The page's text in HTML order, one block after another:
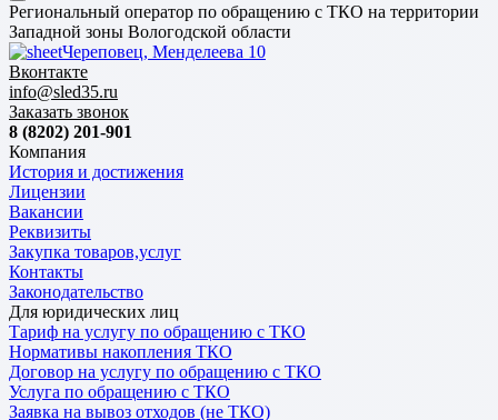
Региональный оператор по обращению с ТКО на территории
Западной зоны Вологодской области
Череповец, Менделеева 10
Вконтакте
info@sled35.ru
Заказать звонок
8 (8202) 201-901
Компания
История и достижения
Лицензии
Вакансии
Реквизиты
Закупка товаров,услуг
Контакты
Законодательство
Для юридических лиц
Тариф на услугу по обращению с ТКО
Нормативы накопления ТКО
Договор на услугу по обращению с ТКО
Услуга по обращению с ТКО
Заявка на вывоз отходов (не ТКО)